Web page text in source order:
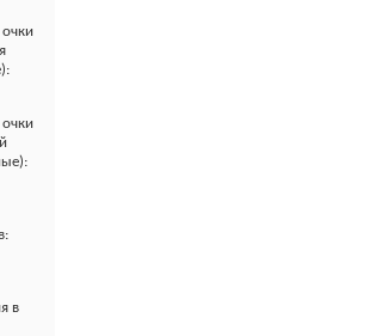
очки
очки
в